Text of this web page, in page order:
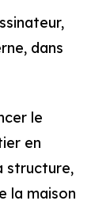
dans
le
en
structure,
la maison